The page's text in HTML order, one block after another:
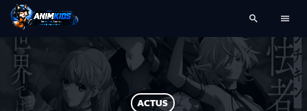
search menu
ACTUS